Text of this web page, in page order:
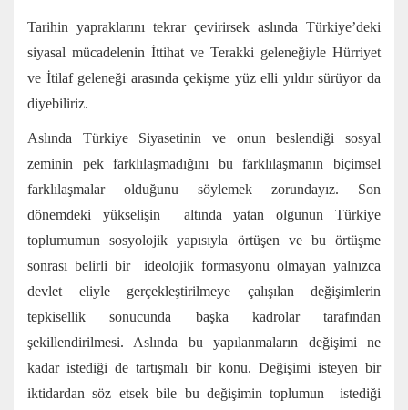
Tarihin yapraklarını tekrar çevirirsek aslında Türkiye’deki
siyasal mücadelenin İttihat ve Terakki geleneğiyle Hürriyet
ve İtilaf geleneği arasında çekişme yüz elli yıldır sürüyor da
diyebiliriz.
Aslında Türkiye Siyasetinin ve onun beslendiği sosyal
zeminin pek farklılaşmadığını bu farklılaşmanın biçimsel
farklılaşmalar olduğunu söylemek zorundayız. Son
dönemdeki yükselişin altında yatan olgunun Türkiye
toplumumun sosyolojik yapısıyla örtüşen ve bu örtüşme
sonrası belirli bir ideolojik formasyonu olmayan yalnızca
devlet eliyle gerçekleştirilmeye çalışılan değişimlerin
tepkisellik sonucunda başka kadrolar tarafından
şekillendirilmesi. Aslında bu yapılanmaların değişimi ne
kadar istediği de tartışmalı bir konu. Değişimi isteyen bir
iktidardan söz etsek bile bu değişimin toplumun istediği